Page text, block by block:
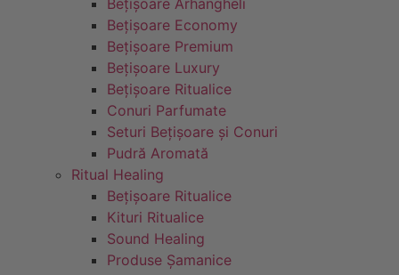
Bețișoare Arhangheli
Bețișoare Economy
Bețișoare Premium
Bețișoare Luxury
Bețișoare Ritualice
Conuri Parfumate
Seturi Bețișoare și Conuri
Pudră Aromată
Ritual Healing
Bețișoare Ritualice
Kituri Ritualice
Sound Healing
Produse Șamanice